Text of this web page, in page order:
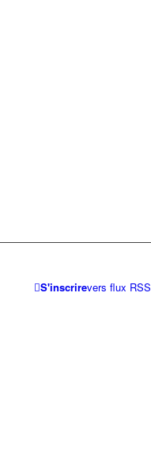
S'inscrirevers flux RSS